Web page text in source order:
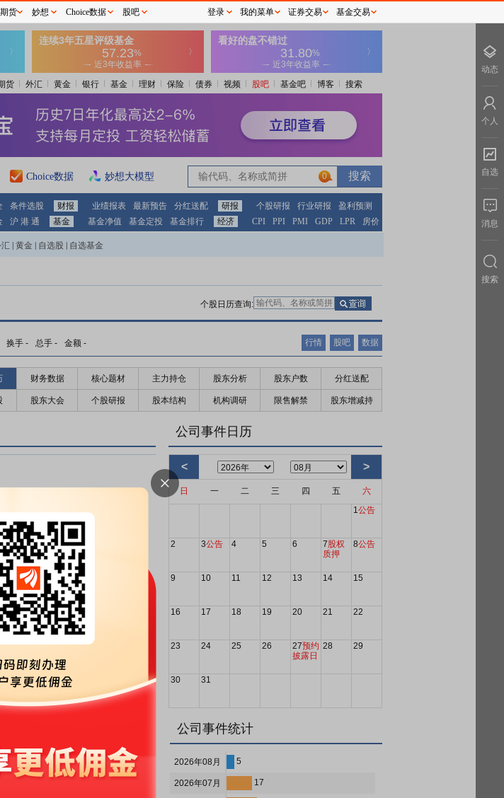
货 外汇 黄金 银行 基金 理财 保险 债券 视频 股吧 基金吧 博客 搜索
Choice数据 妙想大模型 0
条件选股 财报 业绩报表 最新预告 分红送配 研报 个股研报 行业研报
盈利预测
沪 港 通 基金 基金净值 基金定投 基金排行 经济 CPI PPI PMI GDP LPR 房价
黄金 自选股 自选基金
个股日历查询:
换手 - 总手 - 金额 - 行情 股吧 数据
财务数据 核心题材 主力持仓 股东分析 股东户数 分红送配
股东大会 个股研报 股本结构 机构调研 限售解禁 股东增减持
总比例3.01%，质押总股数
业:浙江华海药业股份有限公司关
中采购的公告》
业:浙江华海药业股份有限公司关
公司事件日历
< >
日 一 二 三 四 五
六
1公告
2 3公告 4 5 6 7股权
质押
8公告
9 10 11 12 13 14 15
16 17 18 19 20 21 22
23 24 25 26 27预约
披露日
28 29
30 31
公司事件统计
2026年08月 5
2026年07月 17
货 妙想 Choice数据 股吧 登录 我的菜单 证券交易 基金交易
动态
个人
自选
消息
搜索